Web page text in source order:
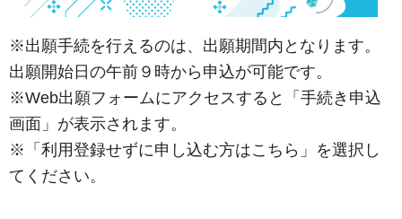
※出願手続を行えるのは、出願期間内となります。
出願開始日の午前９時から申込が可能です。
※Web出願フォームにアクセスすると「手続き申込
画面」が表示されます。
※「利用登録せずに申し込む方はこちら」を選択し
てください。